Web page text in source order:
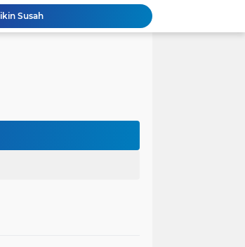
Susah
Berkah 2026 Dipertanyakan
Ketua DPD GWI Minta Hotman Paris Diproses Hukum, Diduga Telah Menghina Wartwan